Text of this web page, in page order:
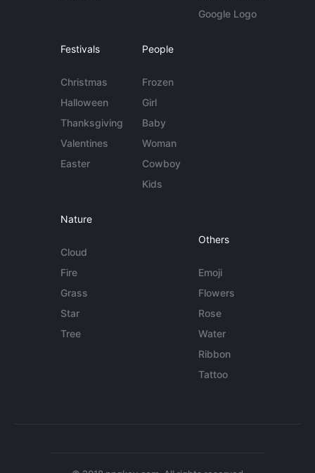
Google Logo
Festivals
Christmas
Halloween
Thanksgiving
Valentines
Easter
People
Frozen
Girl
Baby
Woman
Cowboy
Kids
Nature
Cloud
Fire
Grass
Star
Tree
Others
Emoji
Flowers
Rose
Water
Ribbon
Tattoo